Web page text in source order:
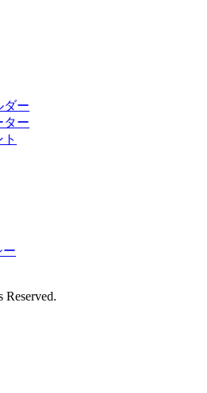
ダー
ター
ー
Reserved.